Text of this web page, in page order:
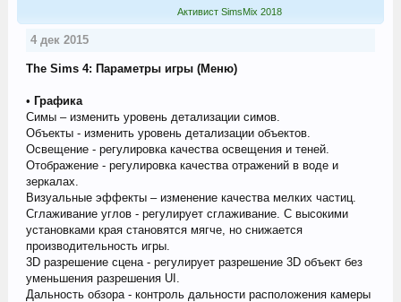
Активист SimsMix 2018
4 дек 2015
The Sims 4: Параметры игры (Меню)
• Графика
Симы – изменить уровень детализации симов.
Объекты - изменить уровень детализации объектов.
Освещение - регулировка качества освещения и теней.
Отображение - регулировка качества отражений в воде и
зеркалах.
Визуальные эффекты – изменение качества мелких частиц.
Сглаживание углов - регулирует сглаживание. С высокими
установками края становятся мягче, но снижается
производительность игры.
3D разрешение сцена - регулирует разрешение 3D объект без
уменьшения разрешения UI.
Дальность обзора - контроль дальности расположения камеры